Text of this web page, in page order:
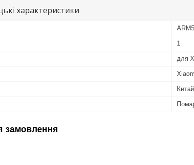
характеристики
1
для
Китай
замовлення